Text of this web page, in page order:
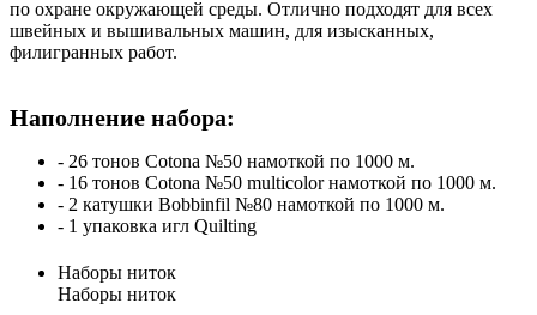
по охране окружающей среды. Отлично подходят для всех
швейных и вышивальных машин, для изысканных,
филигранных работ.
Наполнение набора:
- 26 тонов Cotona №50 намоткой по 1000 м.
- 16 тонов Cotona №50 multicolor намоткой по 1000 м.
- 2 катушки Bobbinfil №80 намоткой по 1000 м.
- 1 упаковка игл Quilting
Наборы ниток
Наборы ниток